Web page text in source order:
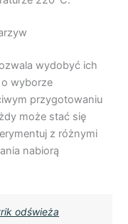
wydobyć ich
o wyborze
przygotowaniu
może stać się
z różnymi
nabiorą
odświeża